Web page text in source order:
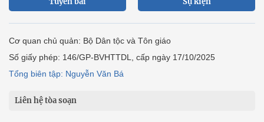
Cơ quan chủ quản: Bộ Dân tộc và Tôn giáo
Số giấy phép: 146/GP-BVHTTDL, cấp ngày 17/10/2025
Tổng biên tập: Nguyễn Văn Bá
Liên hệ tòa soạn